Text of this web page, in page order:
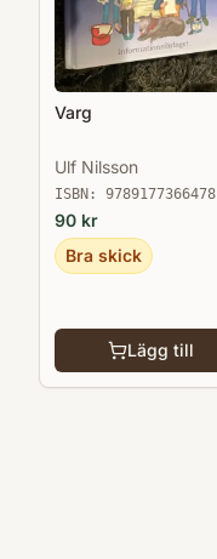
Varg
Ulf Nilsson
ISBN: 9789177366478
90 kr
Bra skick
Lägg till